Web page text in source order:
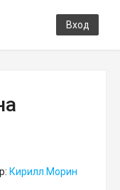
Вход
Кирилл Морин